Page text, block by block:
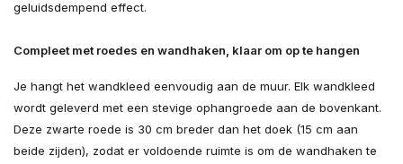
geluidsdempend effect.
Compleet met roedes en wandhaken, klaar om op te hangen
Je hangt het wandkleed eenvoudig aan de muur. Elk wandkleed
wordt geleverd met een stevige ophangroede aan de bovenkant.
Deze zwarte roede is 30 cm breder dan het doek (15 cm aan
beide zijden), zodat er voldoende ruimte is om de wandhaken te